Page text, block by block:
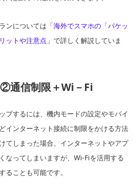
ンについては 「海外でスマホの「パケッ
ットや注意点」 で詳しく解説していま
通信制限＋Wi－Fi
プするには、機内モードの設定やモバイ
インターネット接続に制限をかける方法
てしまった場合、インターネットやアプ
なってしまいますが、Wi-Fiを活用する
ることも可能です。